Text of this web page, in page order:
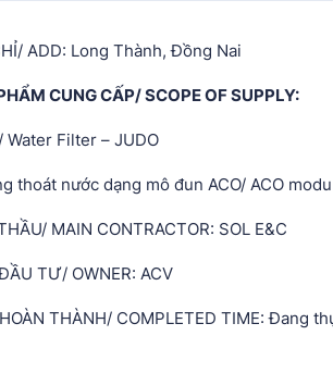
ADD: Long Thành, Đồng Nai
CUNG CẤP/ SCOPE OF SUPPLY:
Water Filter – JUDO
thoát nước dạng mô đun ACO/ ACO
MAIN CONTRACTOR: SOL E&C
TƯ/ OWNER: ACV
THÀNH/ COMPLETED TIME: Đang